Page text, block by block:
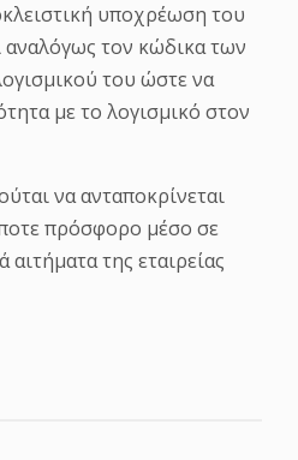
υποχρέωση του
αναλόγως τον κώδικα των
του ώστε να
με το λογισμικό στον
να ανταποκρίνεται
πρόσφορο μέσο σε
της εταιρείας